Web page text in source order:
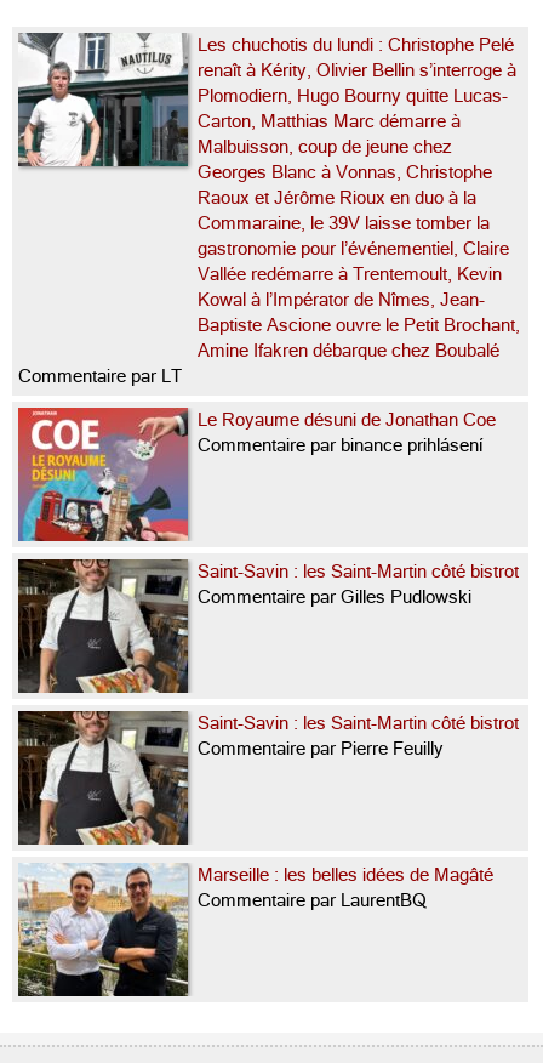
Les chuchotis du lundi : Christophe Pelé
renaît à Kérity, Olivier Bellin s’interroge à
Plomodiern, Hugo Bourny quitte Lucas-
Carton, Matthias Marc démarre à
Malbuisson, coup de jeune chez
Georges Blanc à Vonnas, Christophe
Raoux et Jérôme Rioux en duo à la
Commaraine, le 39V laisse tomber la
gastronomie pour l’événementiel, Claire
Vallée redémarre à Trentemoult, Kevin
Kowal à l’Impérator de Nîmes, Jean-
Baptiste Ascione ouvre le Petit Brochant,
Amine Ifakren débarque chez Boubalé
Commentaire par LT
Le Royaume désuni de Jonathan Coe
Commentaire par binance prihlásení
Saint-Savin : les Saint-Martin côté bistrot
Commentaire par Gilles Pudlowski
Saint-Savin : les Saint-Martin côté bistrot
Commentaire par Pierre Feuilly
Marseille : les belles idées de Magâté
Commentaire par LaurentBQ